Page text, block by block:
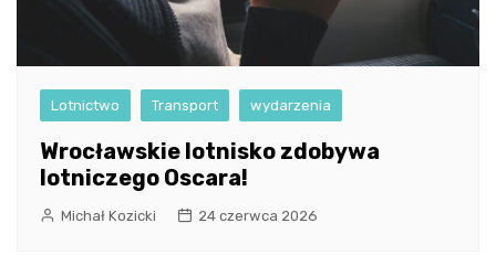
Lotnictwo Transport wydarzenia
Wrocławskie lotnisko zdobywa
lotniczego Oscara!
Michał Kozicki 24 czerwca 2026